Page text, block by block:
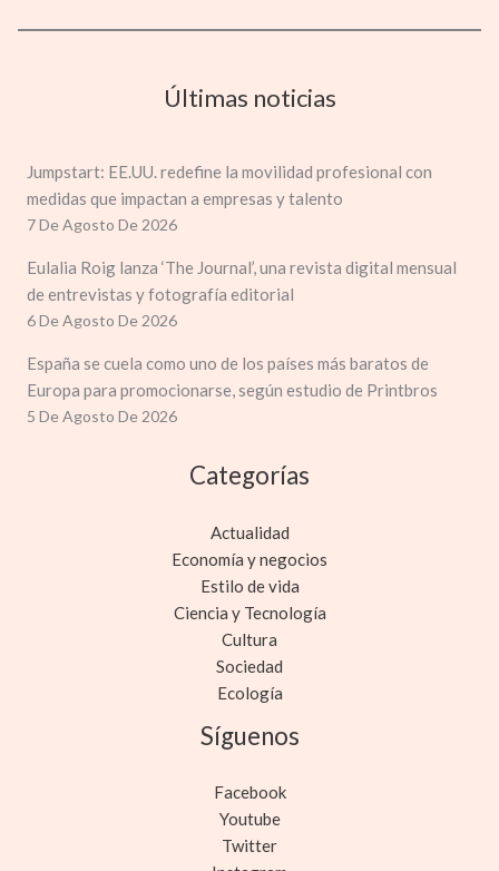
Últimas noticias
Jumpstart: EE.UU. redefine la movilidad profesional con
medidas que impactan a empresas y talento
7 De Agosto De 2026
Eulalia Roig lanza ‘The Journal’, una revista digital mensual
de entrevistas y fotografía editorial
6 De Agosto De 2026
España se cuela como uno de los países más baratos de
Europa para promocionarse, según estudio de Printbros
5 De Agosto De 2026
Categorías
Actualidad
Economía y negocios
Estilo de vida
Ciencia y Tecnología
Cultura
Sociedad
Ecología
Síguenos
Facebook
Youtube
Twitter